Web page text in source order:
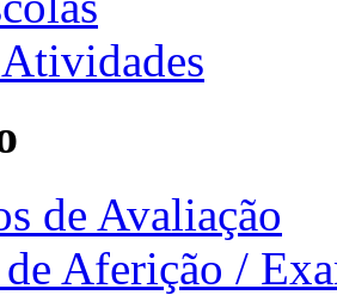
de Avaliação
Aferição /